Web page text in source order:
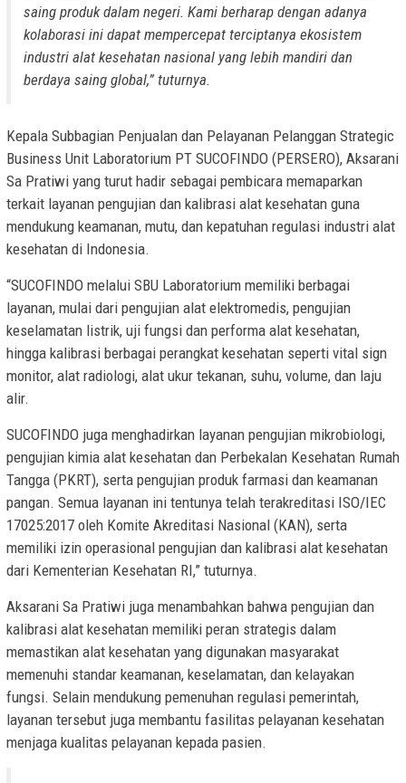
saing produk dalam negeri. Kami berharap dengan adanya
kolaborasi ini dapat mempercepat terciptanya ekosistem
industri alat kesehatan nasional yang lebih mandiri dan
berdaya saing global,” tuturnya.
Kepala Subbagian Penjualan dan Pelayanan Pelanggan Strategic
Business Unit Laboratorium PT SUCOFINDO (PERSERO), Aksarani
Sa Pratiwi yang turut hadir sebagai pembicara memaparkan
terkait layanan pengujian dan kalibrasi alat kesehatan guna
mendukung keamanan, mutu, dan kepatuhan regulasi industri alat
kesehatan di Indonesia.
“SUCOFINDO melalui SBU Laboratorium memiliki berbagai
layanan, mulai dari pengujian alat elektromedis, pengujian
keselamatan listrik, uji fungsi dan performa alat kesehatan,
hingga kalibrasi berbagai perangkat kesehatan seperti vital sign
monitor, alat radiologi, alat ukur tekanan, suhu, volume, dan laju
alir.
SUCOFINDO juga menghadirkan layanan pengujian mikrobiologi,
pengujian kimia alat kesehatan dan Perbekalan Kesehatan Rumah
Tangga (PKRT), serta pengujian produk farmasi dan keamanan
pangan. Semua layanan ini tentunya telah terakreditasi ISO/IEC
17025:2017 oleh Komite Akreditasi Nasional (KAN), serta
memiliki izin operasional pengujian dan kalibrasi alat kesehatan
dari Kementerian Kesehatan RI,” tuturnya.
Aksarani Sa Pratiwi juga menambahkan bahwa pengujian dan
kalibrasi alat kesehatan memiliki peran strategis dalam
memastikan alat kesehatan yang digunakan masyarakat
memenuhi standar keamanan, keselamatan, dan kelayakan
fungsi. Selain mendukung pemenuhan regulasi pemerintah,
layanan tersebut juga membantu fasilitas pelayanan kesehatan
menjaga kualitas pelayanan kepada pasien.